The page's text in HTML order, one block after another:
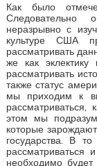
Как было
Следовательно
неразрывно с
культуре США
рассматривать
же как эклектику
рассматривать
также статус
мы приходим к
рассматриваться,
этом мы
которые
государства. В
рассматриваться
необходимо будет